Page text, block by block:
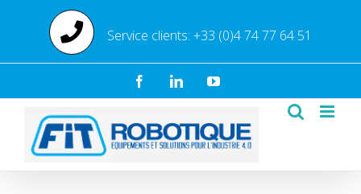
Service clients: +33 (0)4 74 77 64 51
FacebookLinkedInYouTube